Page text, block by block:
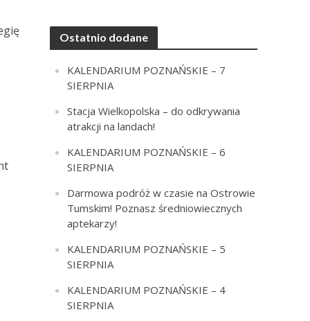
Ostatnio dodane
KALENDARIUM POZNAŃSKIE – 7
SIERPNIA
Stacja Wielkopolska – do odkrywania
atrakcji na landach!
KALENDARIUM POZNAŃSKIE – 6
SIERPNIA
Darmowa podróż w czasie na Ostrowie
Tumskim! Poznasz średniowiecznych
aptekarzy!
KALENDARIUM POZNAŃSKIE – 5
SIERPNIA
KALENDARIUM POZNAŃSKIE – 4
SIERPNIA